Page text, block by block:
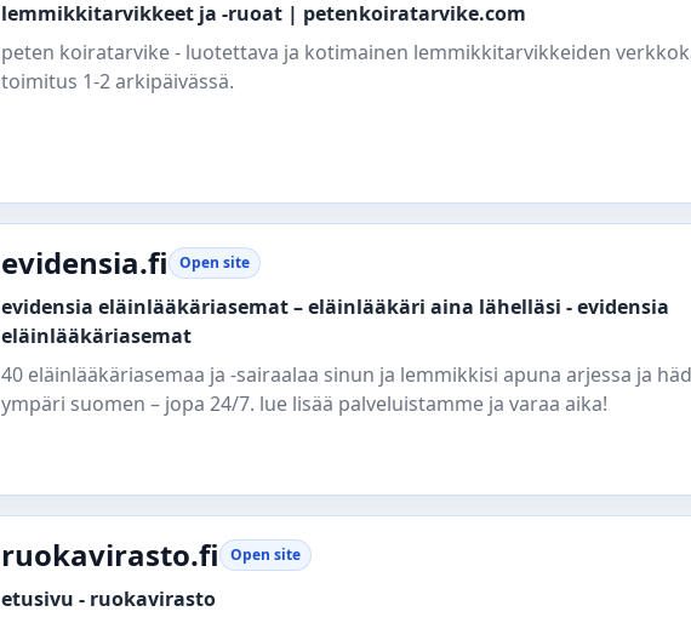
lemmikkitarvikkeet ja -ruoat | petenkoiratarvike.com
peten koiratarvike - luotettava ja kotimainen lemmikkitarvikkeiden
toimitus 1-2 arkipäivässä.
evidensia.fi Open site
evidensia eläinlääkäriasemat – eläinlääkäri aina lähelläsi - evidensia
eläinlääkäriasemat
40 eläinlääkäriasemaa ja -sairaalaa sinun ja lemmikkisi apuna arjessa ja
ympäri suomen – jopa 24/7. lue lisää palveluistamme ja varaa aika!
ruokavirasto.fi Open site
etusivu - ruokavirasto